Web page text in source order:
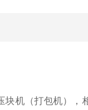
块机（打包机），